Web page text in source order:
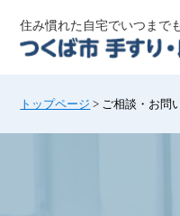
住み慣れた自宅でいつまで
トップページ > ご相談・お問